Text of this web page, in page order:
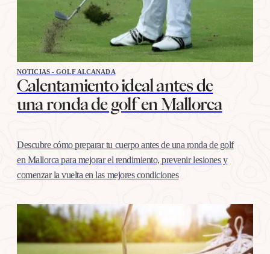
NOTICIAS - GOLF ALCANADA
Calentamiento ideal antes de
una ronda de golf en Mallorca
Descubre cómo preparar tu cuerpo antes de una ronda de golf
en Mallorca para mejorar el rendimiento, prevenir lesiones y
comenzar la vuelta en las mejores condiciones